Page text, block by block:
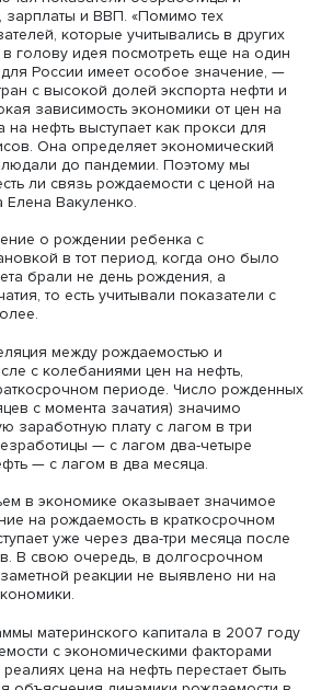
Сергей Успешный
Вышки проанализировали
показатели безработицы и
зарплаты и ВВП. «Помимо тех
в голову идея посмотреть еще на
для России имеет особое
стран с высокой долей экспорта
зависимость экономики от
на нефть выступает как прокси
Она определяет
есть ли связь рождаемости с ценой
Елена Вакуленко.
о рождении ребенка с
в тот период, когда оно
то есть учитывали
более.